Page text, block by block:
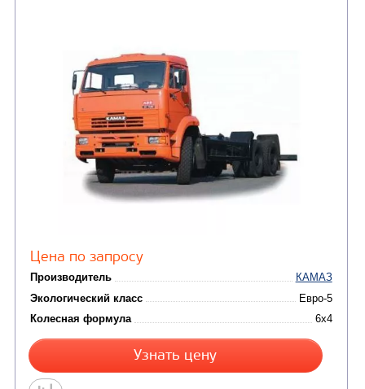
от 4 200 000₽
Производитель
Экологический класс
Колесная формула